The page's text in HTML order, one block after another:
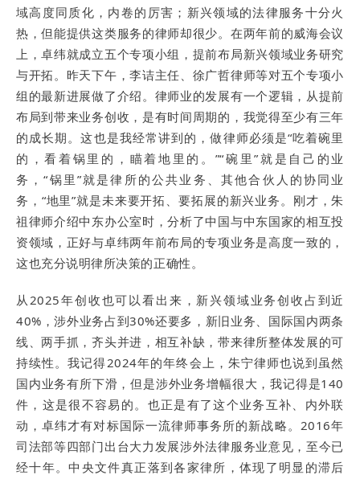
域高度同质化，内卷的厉害；新兴领域的法律服务十分火
热，但能提供这类服务的律师却很少。在两年前的威海会议
上，卓纬就成立五个专项小组，提前布局新兴领域业务研究
与开拓。昨天下午，李诘主任、徐广哲律师等对五个专项小
组的最新进展做了介绍。律师业的发展有一个逻辑，从提前
布局到带来业务创收，是有时间周期的，我觉得至少有三年
的成长期。这也是我经常讲到的，做律师必须是“吃着碗里
的，看着锅里的，瞄着地里的。”“碗里”就是自己的业
务，“锅里”就是律所的公共业务、其他合伙人的协同业
务，“地里”就是未来要开拓、要拓展的新兴业务。刚才，朱
祖律师介绍中东办公室时，分析了中国与中东国家的相互投
资领域，正好与卓纬两年前布局的专项业务是高度一致的，
这也充分说明律所决策的正确性。
从2025年创收也可以看出来，新兴领域业务创收占到近
40%，涉外业务占到30%还要多，新旧业务、国际国内两条
线、两手抓，齐头并进，相互补缺，带来律所整体发展的可
持续性。我记得2024年的年终会上，朱宁律师也说到虽然
国内业务有所下滑，但是涉外业务增幅很大，我记得是140
件，这是很不容易的。也正是有了这个业务互补、内外联
动，卓纬才有对标国际一流律师事务所的新战略。2016年
司法部等四部门出台大力发展涉外法律服务业意见，至今已
经十年。中央文件真正落到各家律所，体现了明显的滞后